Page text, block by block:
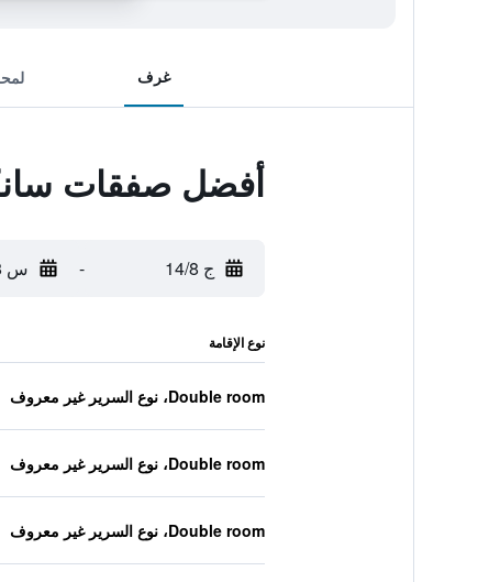
غرف
أفضل صفقات
ج 14/8 - س 15/8
نوع الإقامة
Double room، نوع السرير غير معروف
Double room، نوع السرير غير معروف
Double room، نوع السرير غير معروف